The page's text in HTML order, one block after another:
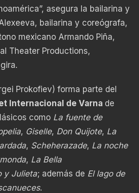
asegura la bailarina y
bailarina y coreógrafa,
mexicano Armando Piña,
Theater Productions,
Prokofiev) forma parte del
Internacional de Varna de
como La fuente de
, Giselle, Don Quijote, La
, Scheherazade, La noche
, La Bella
y Julieta; además de El lago de
.